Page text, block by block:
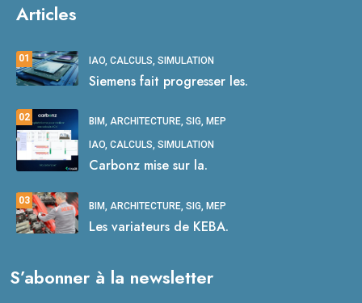
Articles
01 IAO, CALCULS, SIMULATION
Siemens fait progresser les.
02 BIM, ARCHITECTURE, SIG, MEP
IAO, CALCULS, SIMULATION
Carbonz mise sur la.
03 BIM, ARCHITECTURE, SIG, MEP
Les variateurs de KEBA.
S’abonner à la newsletter